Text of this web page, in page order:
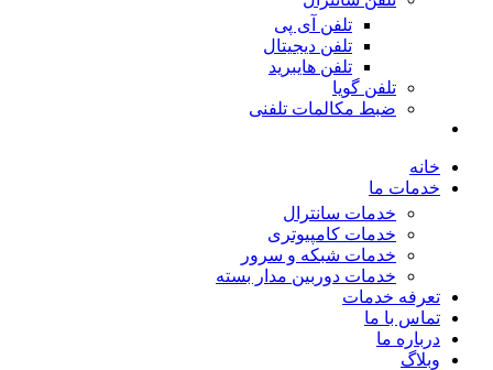
تلفن آی پی
تلفن دیجیتال
تلفن هایبرید
تلفن گویا
ضبط مکالمات تلفنی
خانه
خدمات ما
خدمات سانترال
خدمات کامپیوتری
خدمات شبکه و سرور
خدمات دوربین مدار بسته
تعرفه خدمات
تماس با ما
درباره ما
وبلاگ